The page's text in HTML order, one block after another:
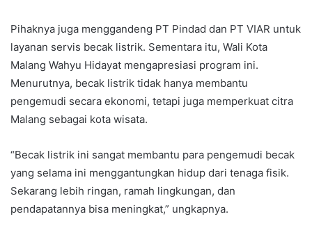
Pihaknya juga menggandeng PT Pindad dan PT VIAR untuk
layanan servis becak listrik. Sementara itu, Wali Kota
Malang Wahyu Hidayat mengapresiasi program ini.
Menurutnya, becak listrik tidak hanya membantu
pengemudi secara ekonomi, tetapi juga memperkuat citra
Malang sebagai kota wisata.
“Becak listrik ini sangat membantu para pengemudi becak
yang selama ini menggantungkan hidup dari tenaga fisik.
Sekarang lebih ringan, ramah lingkungan, dan
pendapatannya bisa meningkat,” ungkapnya.